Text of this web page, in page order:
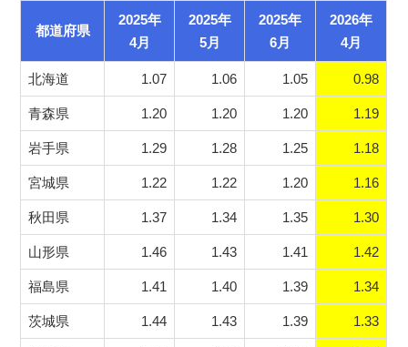
都道府県
2025年
4月
2025年
5月
2025年
6月
2026年
4月
北海道 1.07 1.06 1.05 0.98
青森県 1.20 1.20 1.20 1.19
岩手県 1.29 1.28 1.25 1.18
宮城県 1.22 1.22 1.20 1.16
秋田県 1.37 1.34 1.35 1.30
山形県 1.46 1.43 1.41 1.42
福島県 1.41 1.40 1.39 1.34
茨城県 1.44 1.43 1.39 1.33